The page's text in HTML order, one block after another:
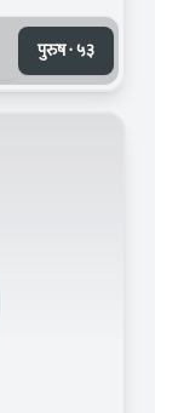
पुरुष · ५३